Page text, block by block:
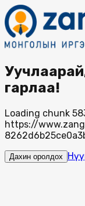
гарлаа!
Loading chunk
https://
Дахин оролдох